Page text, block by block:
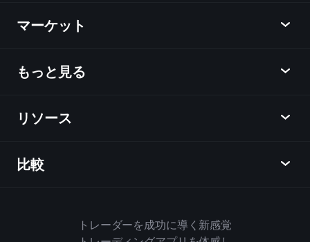
チャート
ニュース
ラーニングハブ
メッセンジャー
マーケット
概要
外国為替
指数
もっと見る
アフィリエイトプログラム
企業情報
Playtradeについて
リソース
ヘルプセンター
ハウスルール
比較
トレーダーを成功に導く新感覚